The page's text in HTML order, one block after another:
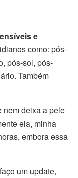
e
como: pós-
pós-sol, pós-
Também
nem deixa a pele
ela, minha
embora essa
um update,